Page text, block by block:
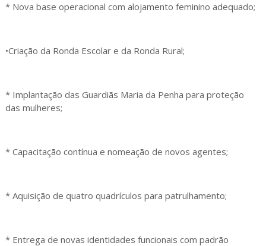
* Nova base operacional com alojamento feminino adequado;
•Criação da Ronda Escolar e da Ronda Rural;
* Implantação das Guardiãs Maria da Penha para proteção
das mulheres;
* Capacitação contínua e nomeação de novos agentes;
* Aquisição de quatro quadrículos para patrulhamento;
* Entrega de novas identidades funcionais com padrão